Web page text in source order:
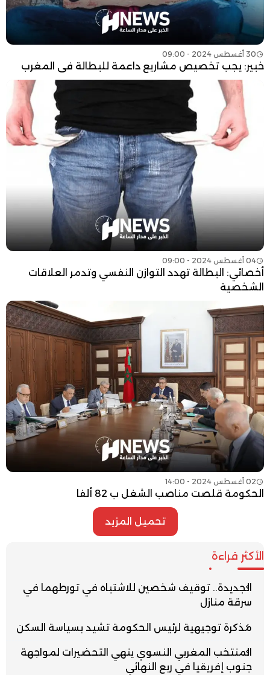
30 أغسطس 2024 - 09:00
خبير: يجب تخصيص مشاريع داعمة للبطالة في المغرب
04 أغسطس 2024 - 09:00
أخصائي: البطالة تهدد التوازن النفسي وتدمر العلاقات
الشخصية
02 أغسطس 2024 - 14:00
الحكومة قلصت مناصب الشغل ب 82 ألفا
تحميل المزيد
الأكثر قراءة
الجديدة.. توقيف شخصين للاشتباه في تورطهما في
سرقة منازل
مذكرة توجيهية لرئيس الحكومة تشيد بسياسة السكن
المنتخب المغربي النسوي ينهي التحضيرات لمواجهة
جنوب إفريقيا في ربع النهائي